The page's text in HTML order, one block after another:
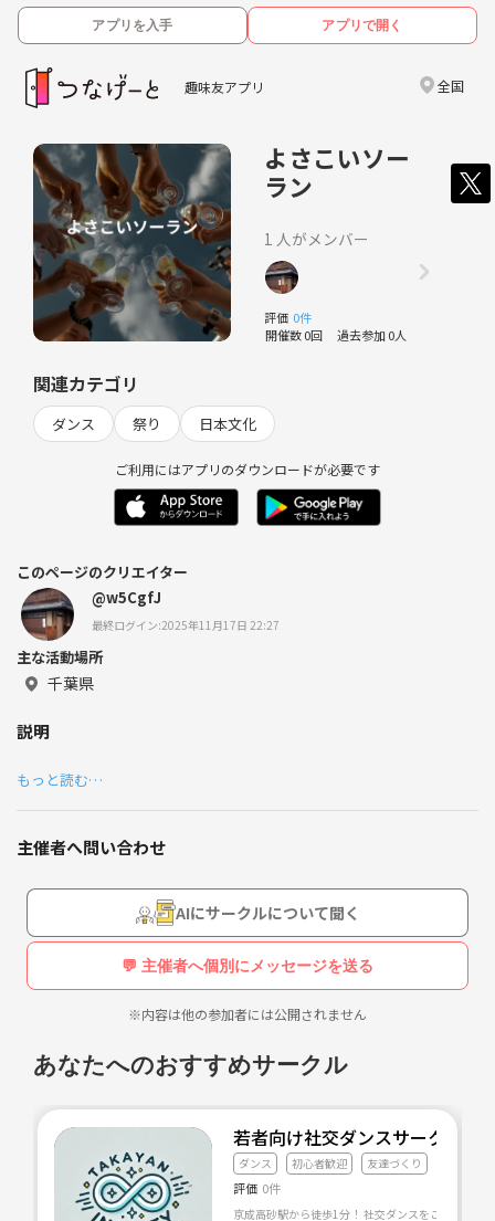
アプリを入手 アプリで開く
趣味友アプリ 全国
よさこいソー
ラン
1 人がメンバー
評価 0件
開催数 0回 過去参加 0人
関連カテゴリ
ダンス 祭り 日本文化
ご利用にはアプリのダウンロードが必要です
このページのクリエイター
@w5CgfJ
最終ログイン:2025年11月17日 22:27
主な活動場所
千葉県
説明
もっと読む…
主催者へ問い合わせ
AIにサークルについて聞く
💬 主催者へ個別にメッセージを送る
※内容は他の参加者には公開されません
あなたへのおすすめサークル
若者向け社交ダンスサークル
ダンス 初心者歓迎 友達づくり
評価 0件